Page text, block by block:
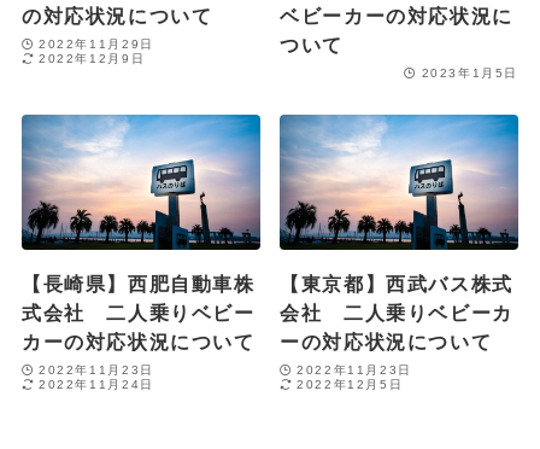
の対応状況について
2022年11月29日
2022年12月9日
ベビーカーの対応状況に
ついて
2023年1月5日
【長崎県】西肥自動車株
式会社 二人乗りベビー
カーの対応状況について
2022年11月23日
2022年11月24日
【東京都】西武バス株式
会社 二人乗りベビーカ
ーの対応状況について
2022年11月23日
2022年12月5日